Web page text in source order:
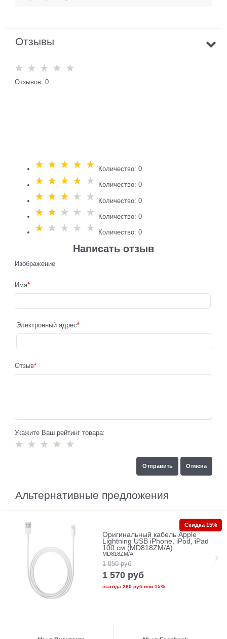
Отзывы
Отзывов: 0
Количество: 0
Количество: 0
Количество: 0
Количество: 0
Количество: 0
Написать отзыв
Изображение
Имя
Электронный адрес
Отзыв
Укажите Ваш рейтинг товара:
Альтернативные предложения
Оригинальный кабель Apple
Lightning USB iPhone, iPod, iPad
100 см (MD818ZM/A)
MD818ZM/A
1 850 руб
1 570 руб
выгода 280 рубили 15%
Скидка 15%